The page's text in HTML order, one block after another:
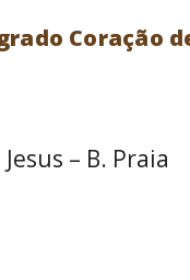
Coração
– B. Praia